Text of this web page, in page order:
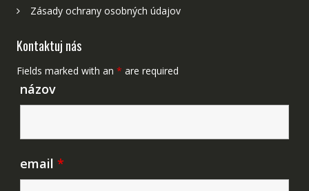
Zásady ochrany osobných údajov
Kontaktuj nás
Fields marked with an * are required
názov
email *